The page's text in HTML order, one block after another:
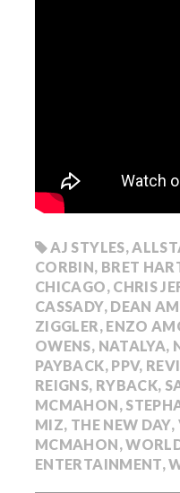
AJ STYLES,
CORBIN, BRET
CHICAGO, CHRIS
CASSADY, DEAN
ZIGGLER, ENZO
OWENS, NATALYA,
PAYBACK, PPV,
REIGNS, RYBACK,
MCMAHON,
MIZ, THE NEW DAY,
MCMAHON,
ENTERTAINMENT,